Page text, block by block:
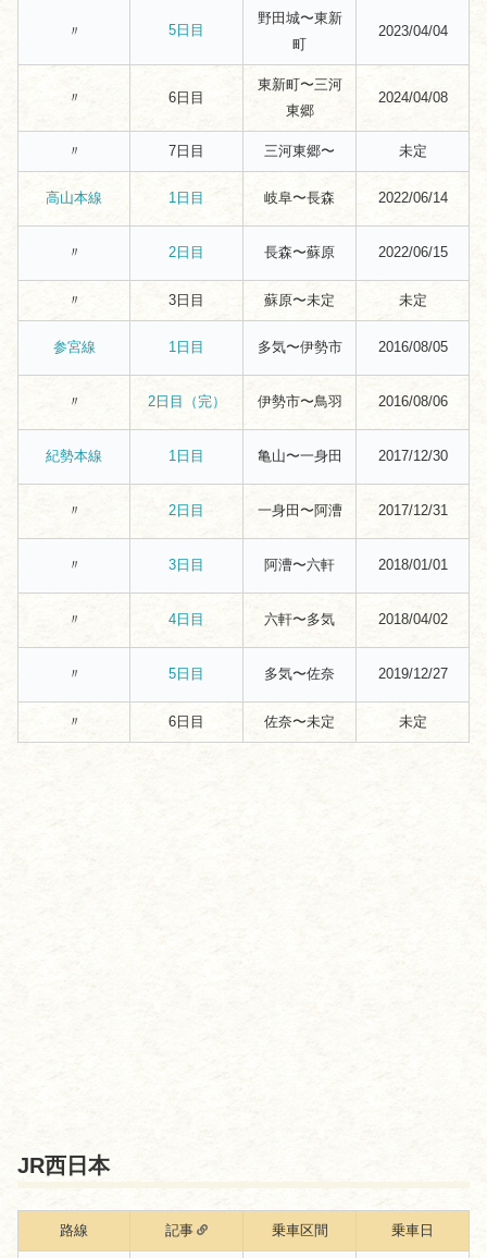
〃 5日目
野田城〜東新
町
2023/04/04
〃 6日目
東新町〜三河
東郷
2024/04/08
〃 7日目 三河東郷〜 未定
高山本線 1日目 岐阜〜長森 2022/06/14
〃 2日目 長森〜蘇原 2022/06/15
〃 3日目 蘇原〜未定 未定
参宮線 1日目 多気〜伊勢市 2016/08/05
〃 2日目（完） 伊勢市〜鳥羽 2016/08/06
紀勢本線 1日目 亀山〜一身田 2017/12/30
〃 2日目 一身田〜阿漕 2017/12/31
〃 3日目 阿漕〜六軒 2018/01/01
〃 4日目 六軒〜多気 2018/04/02
〃 5日目 多気〜佐奈 2019/12/27
〃 6日目 佐奈〜未定 未定
JR西日本
路線 記事 乗車区間 乗車日